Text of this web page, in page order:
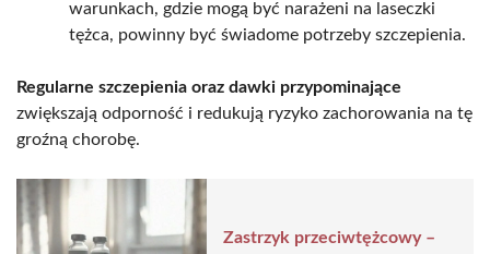
warunkach, gdzie mogą być narażeni na laseczki
tężca, powinny być świadome potrzeby szczepienia.
Regularne szczepienia oraz dawki przypominające
zwiększają odporność i redukują ryzyko zachorowania na tę
groźną chorobę.
Zastrzyk przeciwtężcowy –